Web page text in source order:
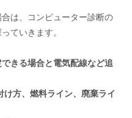
は、コンピューター診断の
ていきます。
きる場合と電気配線など追
方、燃料ライン、廃棄ライ